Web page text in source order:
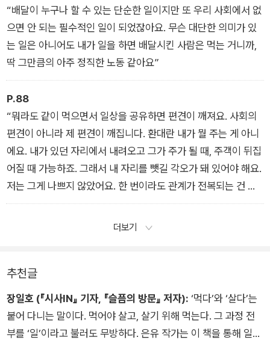
“배달이 누구나 할 수 있는 단순한 일이지만 또 우리 사회에서 없
으면 안 되는 필수적인 일이 되었잖아요. 무슨 대단한 의미가 있
는 일은 아니어도 내가 일을 하면 배달시킨 사람은 먹는 거니까,
딱 그만큼의 아주 정직한 노동 같아요”
P.88
“뭐라도 같이 먹으면서 일상을 공유하면 편견이 깨져요. 사회의
편견이 아니라 제 편견이 깨집니다. 환대란 내가 뭘 주는 게 아니
에요. 내가 있던 자리에서 내려오고 그가 주가 될 때, 주객이 뒤집
어질 때 가능하죠. 그래서 내 자리를 뺏길 각오가 돼 있어야 해요.
저는 그게 나쁘지 않았어요. 한 번이라도 관계가 전복되는 건 달
라요”
더보기
추천글
장일호 (『시사IN』 기자, 『슬픔의 방문』 저자): ‘먹다’와 ‘살다’는
붙어 다니는 말이다. 먹어야 살고, 살기 위해 먹는다. 그 과정 전
부를 ‘일’이라고 불러도 무방하다. 은유 작가는 이 책을 통해 일하